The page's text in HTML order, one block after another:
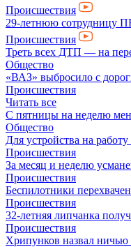
Происшествия
29-летнюю сотрудницу
Происшествия
Треть всех ДТП — на
Общество
«ВАЗ» выбросило с
Происшествия
Читать все
С пятницы на неделю
Общество
Для устройства на
Происшествия
За месяц и неделю
Происшествия
Беспилотники
Происшествия
32-летняя липчанка
Происшествия
Хрипунков назвал